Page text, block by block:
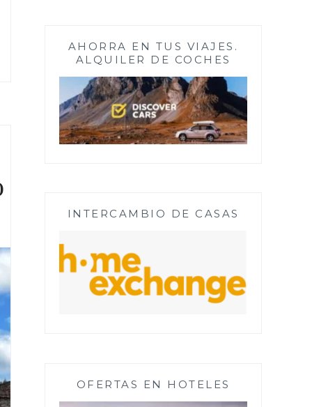
AHORRA EN TUS VIAJES.
ALQUILER DE COCHES
INTERCAMBIO DE CASAS
OFERTAS EN HOTELES